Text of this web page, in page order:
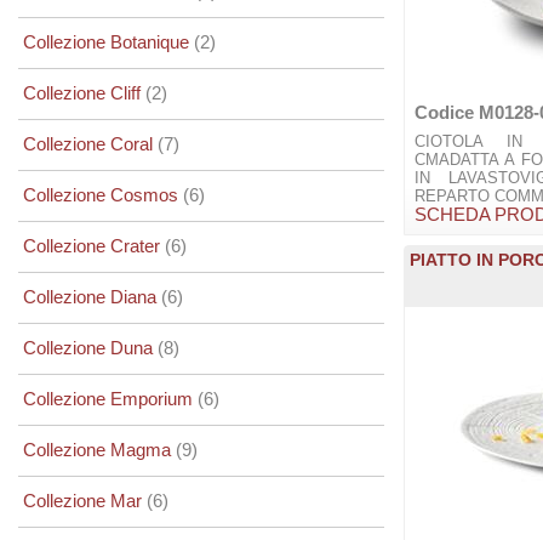
Collezione Botanique (2)
Collezione Cliff(2)
Collezione Coral (7)
Collezione Cosmos (6)
Collezione Crater (6)
Collezione Diana (6)
Collezione Duna (8)
Collezione Emporium (6)
Collezione Magma (9)
Collezione Mar (6)
Codice M0128-
CIOTOLA IN
CMADATTA A
IN
REPARTO
SCHEDA
PIATTO IN